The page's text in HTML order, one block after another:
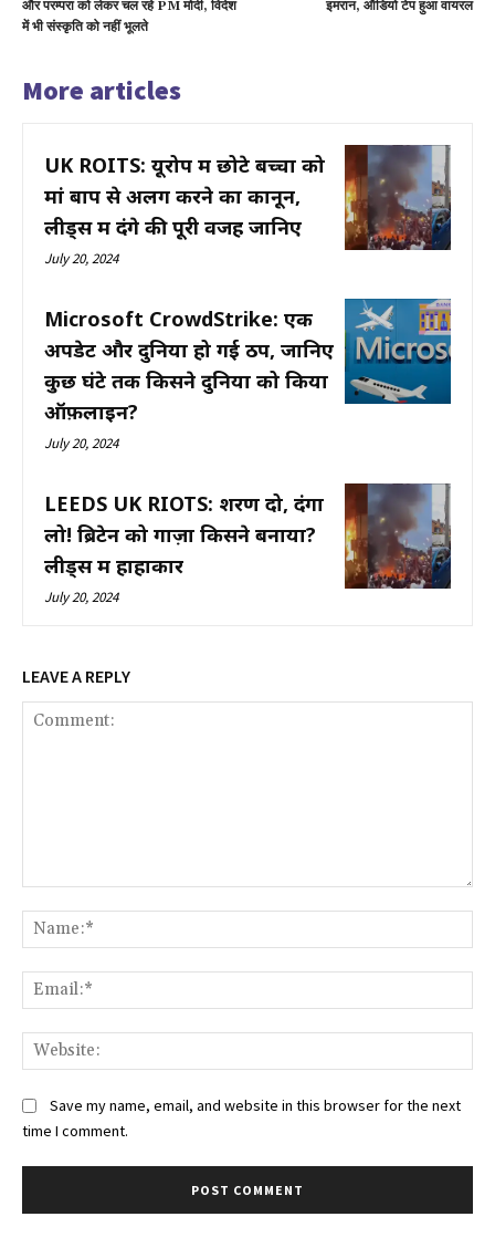
और परम्परा को लेकर चल रहे PM मोदी, विदेश
में भी संस्कृति को नहीं भूलते
इमरान, ऑडियो टेप हुआ वायरल
More articles
UK ROITS: यूरोप में छोटे बच्चों को
मां बाप से अलग करने का कानून,
लीड्स में दंगे की पूरी वजह जानिए
July 20, 2024
Microsoft CrowdStrike: एक
अपडेट और दुनिया हो गई ठप, जानिए
कुछ घंटे तक किसने दुनिया को किया
ऑफ़लाइन?
July 20, 2024
LEEDS UK RIOTS: शरण दो, दंगा
लो! ब्रिटेन को गाज़ा किसने बनाया?
लीड्स में हाहाकार
July 20, 2024
LEAVE A REPLY
Save my name, email, and website in this browser for the next
time I comment.